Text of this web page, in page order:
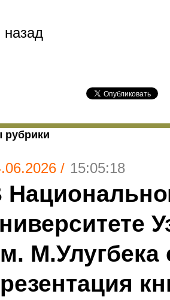
назад
рубрики
/ 15:05:18
М.Улугбека